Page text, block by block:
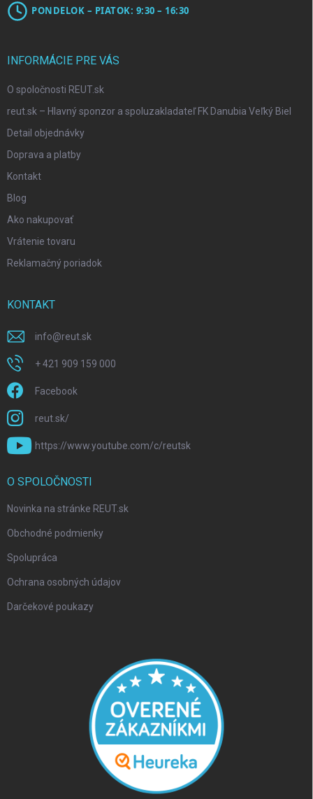
PONDELOK – PIATOK: 9:30 – 16:30
INFORMÁCIE PRE VÁS
O spoločnosti REUT.sk
reut.sk – Hlavný sponzor a spoluzakladateľ FK Danubia Veľký Biel
Detail objednávky
Doprava a platby
Kontakt
Blog
Ako nakupovať
Vrátenie tovaru
Reklamačný poriadok
KONTAKT
info@reut.sk
+ 421 909 159 000
Facebook
reut.sk/
https://www.youtube.com/c/reutsk
O SPOLOČNOSTI
Novinka na stránke REUT.sk
Obchodné podmienky
Spolupráca
Ochrana osobných údajov
Darčekové poukazy